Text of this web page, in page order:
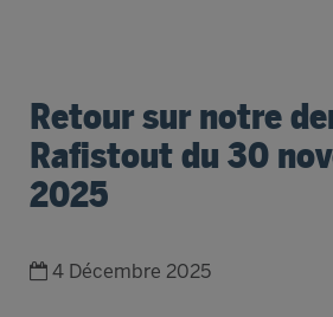
Retour sur notre
Rafistout du 30
2025
4 Décembre 2025